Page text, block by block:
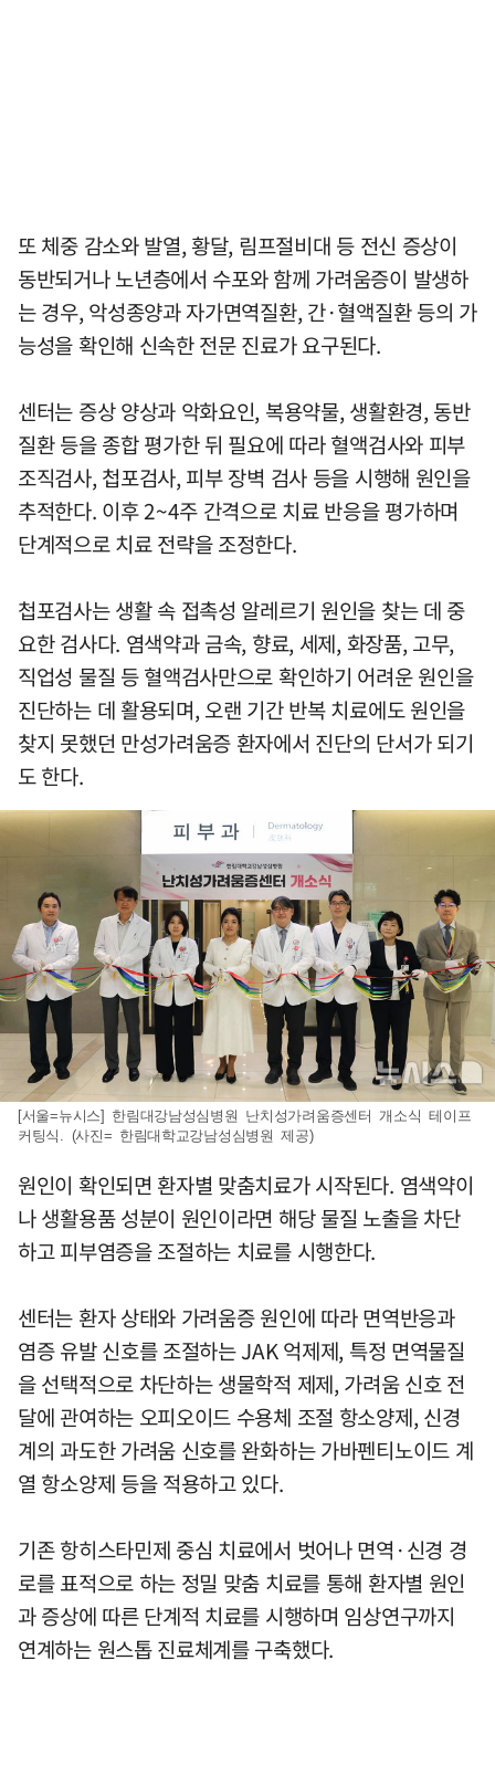
또 체중 감소와 발열, 황달, 림프절비대 등 전신 증상이
동반되거나 노년층에서 수포와 함께 가려움증이 발생하
는 경우, 악성종양과 자가면역질환, 간·혈액질환 등의 가
능성을 확인해 신속한 전문 진료가 요구된다.
센터는 증상 양상과 악화요인, 복용약물, 생활환경, 동반
질환 등을 종합 평가한 뒤 필요에 따라 혈액검사와 피부
조직검사, 첩포검사, 피부 장벽 검사 등을 시행해 원인을
추적한다. 이후 2~4주 간격으로 치료 반응을 평가하며
단계적으로 치료 전략을 조정한다.
첩포검사는 생활 속 접촉성 알레르기 원인을 찾는 데 중
요한 검사다. 염색약과 금속, 향료, 세제, 화장품, 고무,
직업성 물질 등 혈액검사만으로 확인하기 어려운 원인을
진단하는 데 활용되며, 오랜 기간 반복 치료에도 원인을
찾지 못했던 만성가려움증 환자에서 진단의 단서가 되기
도 한다.
[서울=뉴시스] 한림대강남성심병원 난치성가려움증센터 개소식 테이프
커팅식. (사진= 한림대학교강남성심병원 제공)
원인이 확인되면 환자별 맞춤치료가 시작된다. 염색약이
나 생활용품 성분이 원인이라면 해당 물질 노출을 차단
하고 피부염증을 조절하는 치료를 시행한다.
센터는 환자 상태와 가려움증 원인에 따라 면역반응과
염증 유발 신호를 조절하는 JAK 억제제, 특정 면역물질
을 선택적으로 차단하는 생물학적 제제, 가려움 신호 전
달에 관여하는 오피오이드 수용체 조절 항소양제, 신경
계의 과도한 가려움 신호를 완화하는 가바펜티노이드 계
열 항소양제 등을 적용하고 있다.
기존 항히스타민제 중심 치료에서 벗어나 면역·신경 경
로를 표적으로 하는 정밀 맞춤 치료를 통해 환자별 원인
과 증상에 따른 단계적 치료를 시행하며 임상연구까지
연계하는 원스톱 진료체계를 구축했다.